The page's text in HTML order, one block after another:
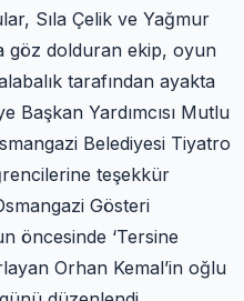
Sıla Çelik ve Yağmur
göz dolduran ekip, oyun
tarafından ayakta
Başkan Yardımcısı Mutlu
Belediyesi Tiyatro
teşekkür
Gösteri
öncesinde ‘Tersine
Orhan Kemal’in oğlu